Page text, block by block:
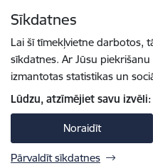
Sīkdatnes
Lai šī tīmekļvietne darbotos,
sīkdatnes. Ar Jūsu
izmantotas statistikas un
Lūdzu, atzīmējiet savu izvēli:
Noraidīt
Pārvaldīt sīkdatnes